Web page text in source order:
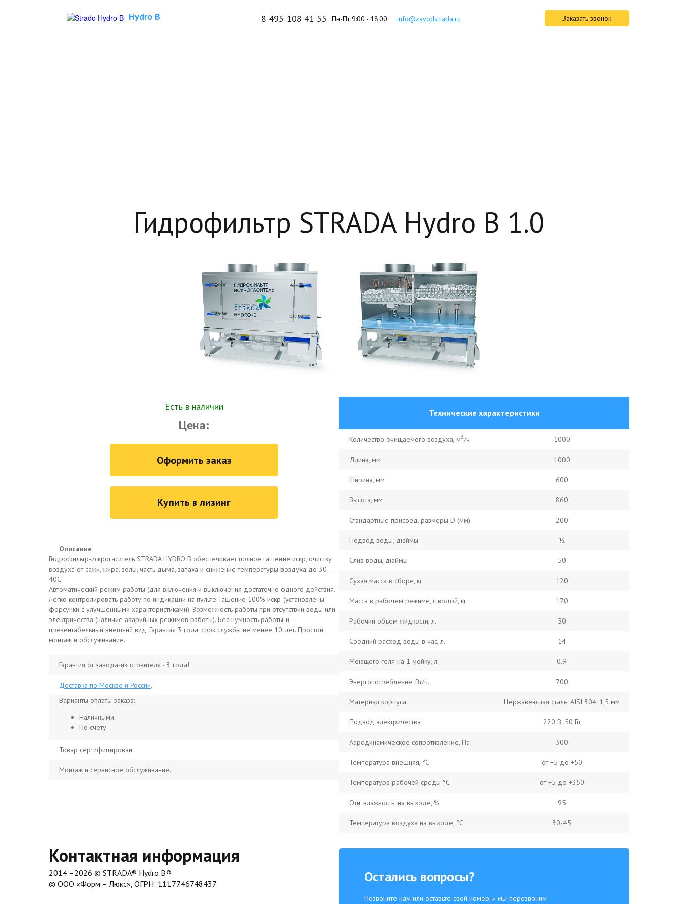
Hydro B 8 495 108 41 55 Пн-Пт 9:00 - 18:00 info@zavodstrada.ru Заказать звонок
Гидрофильтр STRADA Hydro B 1.0
Есть в наличии
Цена:
Оформить заказ
Купить в лизинг
Описание
Гидрофильтр-искрогаситель STRADA HYDRO B обеспечивает полное гашение искр, очистку
воздуха от сажи, жира, золы, часть дыма, запаха и снижение температуры воздуха до 30 –
40С.
Автоматический режим работы (для включения и выключения достаточно одного действия.
Легко контролировать работу по индикации на пульте. Гашение 100% искр (установлены
форсунки с улучшенными характеристиками). Возможность работы при отсутствии воды или
электричества (наличие аварийных режимов работы). Бесшумность работы и
презентабельный внешний вид. Гарантия 3 года, срок службы не менее 10 лет. Простой
монтаж и обслуживание.
Гарантия от завода-изготовителя - 3 года!
Доставка по Москве и России.
Варианты оплаты заказа:
Наличными.
По счёту.
Товар сертифицирован.
Монтаж и сервисное обслуживание.
Технические характеристики
Количество очищаемого воздуха, м3/ч 1000
Длина, мм 1000
Ширина, мм 600
Высота, мм 860
Стандартные присоед. размеры D (мм) 200
Подвод воды, дюймы ½
Слив воды, дюймы 50
Сухая масса в сборе, кг 120
Масса в рабочем режиме, с водой, кг 170
Рабочий объем жидкости, л. 50
Средний расход воды в час, л. 14
Моющего геля на 1 мойку, л. 0,9
Энергопотребление, Вт/ч. 700
Материал корпуса Нержавеющая сталь, AISI 304, 1,5 мм
Подвод электричества 220 В, 50 Гц
Аэродинамическое сопротивление, Па 300
Температура внешняя, °С от +5 до +50
Температура рабочей среды °С от +5 до +350
Отн. влажность, на выходе, % 95
Температура воздуха на выходе, °C 30-45
Контактная информация
2014 –2026 © STRADA® Hydro B®
© ООО «Форм – Люкс», ОГРН: 1117746748437
Остались вопросы?
Позвоните нам или оставьте свой номер, и мы перезвоним